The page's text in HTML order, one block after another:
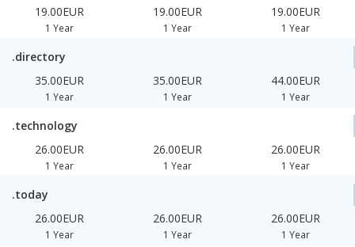
19.00EUR
1 Year
19.00EUR
1 Year
19.00EUR
1 Year
.directory
35.00EUR
1 Year
35.00EUR
1 Year
44.00EUR
1 Year
.technology
26.00EUR
1 Year
26.00EUR
1 Year
26.00EUR
1 Year
.today
26.00EUR
1 Year
26.00EUR
1 Year
26.00EUR
1 Year